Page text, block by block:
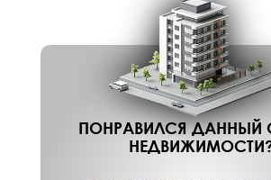
ПОНРАВИЛСЯ ДАННЫЙ